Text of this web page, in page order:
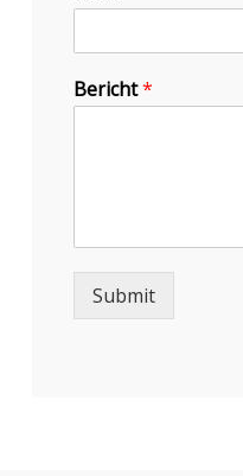
Bericht*
Submit